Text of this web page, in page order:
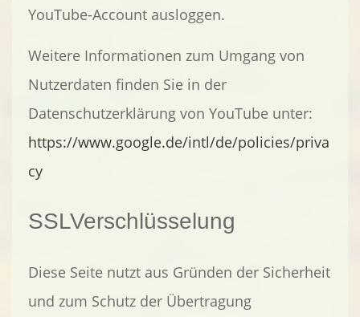
YouTube-Account ausloggen.
Weitere Informationen zum Umgang von
Nutzerdaten finden Sie in der
Datenschutzerklärung von YouTube unter:
https://www.google.de/intl/de/policies/priva
cy
SSLVerschlüsselung
Diese Seite nutzt aus Gründen der Sicherheit
und zum Schutz der Übertragung